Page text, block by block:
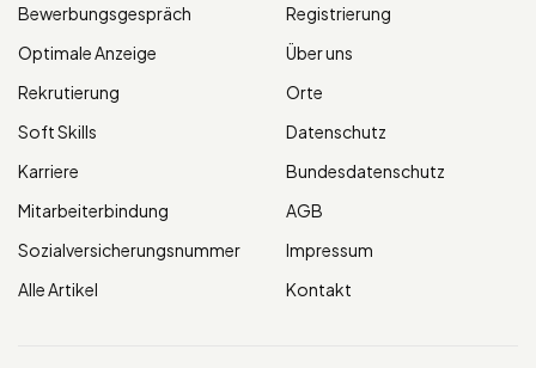
Bewerbungsgespräch
Optimale Anzeige
Rekrutierung
Soft Skills
Karriere
Mitarbeiterbindung
Sozialversicherungsnummer
Alle Artikel
Registrierung
Über uns
Orte
Datenschutz
Bundesdatenschutz
AGB
Impressum
Kontakt